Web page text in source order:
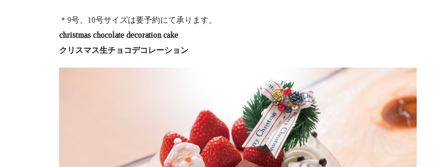
＊9号、10号サイズは要予約にて承ります。
christmas chocolate decoration cake
クリスマス生チョコデコレーション